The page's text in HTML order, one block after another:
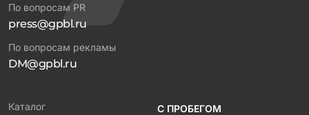
По вопросам PR
press@gpbl.ru
По вопросам рекламы
DM@gpbl.ru
Каталог
С ПРОБЕГОМ